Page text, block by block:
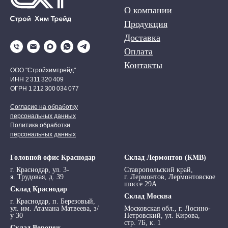
ООО "Стройхимтрейд"
ИНН 2 311 320 409
ОГРН 1 212 300 034 077
Согласие на обработку
персональных данных
Политика обработки
персональных данных
О компании
Продукция
Доставка
Оплата
Контакты
Головной офис Краснодар
г. Краснодар, ул. 3-
я. Трудовая, д. 39
Склад Краснодар
г. Краснодар, п. Березовый,
ул. им. Атамана Матвеева, з/
у 30
Склад Лермонтов (КМВ)
Ставропольский край,
г. Лермонтов, Лермонтовское
шоссе 29А
Склад Москва
Московская обл., г. Лосино-
Петровский, ул. Кирова,
стр. 7Б, к. 1